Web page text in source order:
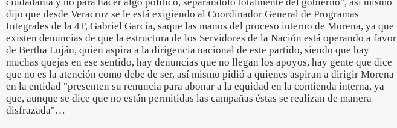
dijo que desde Veracruz se le está exigiendo al Coordinador General de Programas
Integrales de la 4T, Gabriel García, saque las manos del proceso interno de Morena, ya que
existen denuncias de que la estructura de los Servidores de la Nación está operando a favor
de Bertha Luján, quien aspira a la dirigencia nacional de este partido, siendo que hay
muchas quejas en ese sentido, hay denuncias que no llegan los apoyos, hay gente que dice
que no es la atención como debe de ser, así mismo pidió a quienes aspiran a dirigir Morena
en la entidad "presenten su renuncia para abonar a la equidad en la contienda interna, ya
que, aunque se dice que no están permitidas las campañas éstas se realizan de manera
disfrazada"…